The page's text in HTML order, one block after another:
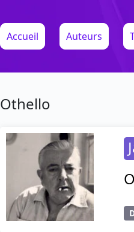
Accueil Auteurs
Othello